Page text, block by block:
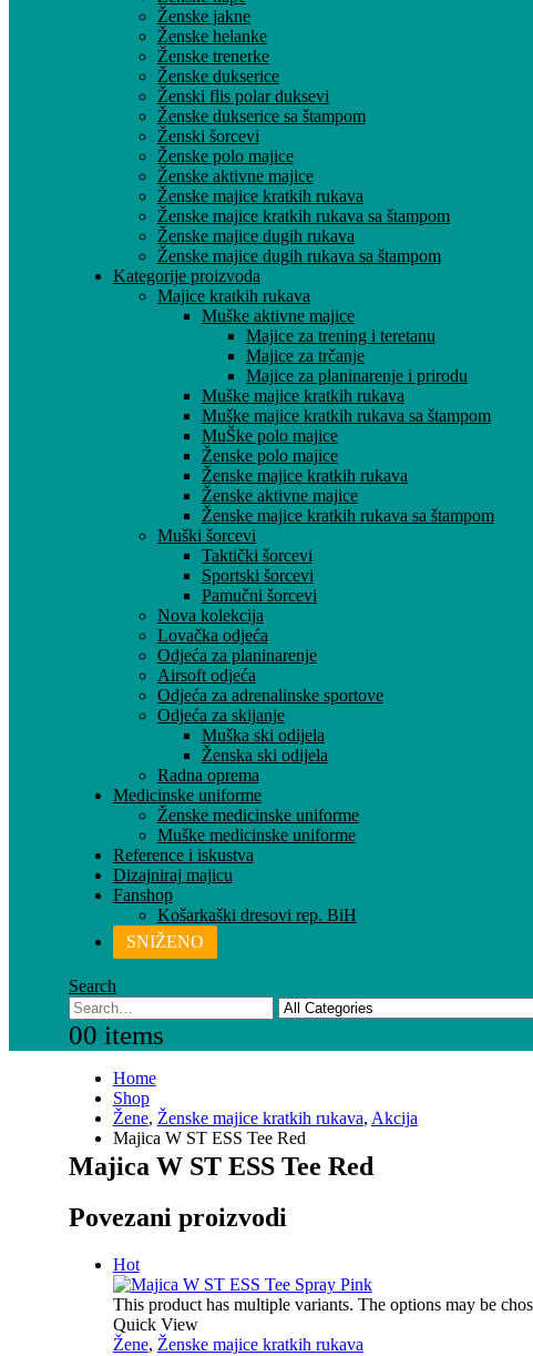
Ženske jakne
Ženske helanke
Ženske trenerke
Ženske dukserice
Ženski flis polar duksevi
Ženske dukserice sa štampom
Ženski šorcevi
Ženske polo majice
Ženske aktivne majice
Ženske majice kratkih rukava
Ženske majice kratkih rukava sa štampom
Ženske majice dugih rukava
Ženske majice dugih rukava sa štampom
Kategorije proizvoda
Majice kratkih rukava
Muške aktivne majice
Majice za trening i teretanu
Majice za trčanje
Majice za planinarenje i prirodu
Muške majice kratkih rukava
Muške majice kratkih rukava sa štampom
MuŠke polo majice
Ženske polo majice
Ženske majice kratkih rukava
Ženske aktivne majice
Ženske majice kratkih rukava sa štampom
Muški šorcevi
Taktički šorcevi
Sportski šorcevi
Pamučni šorcevi
Nova kolekcija
Lovačka odjeća
Odjeća za planinarenje
Airsoft odjeća
Odjeća za adrenalinske sportove
Odjeća za skijanje
Muška ski odijela
Ženska ski odijela
Radna oprema
Medicinske uniforme
Ženske medicinske uniforme
Muške medicinske uniforme
Reference i iskustva
Dizajniraj majicu
Fanshop
Košarkaški dresovi rep. BiH
SNIŽENO
Search
00 items
Home
Shop
Žene, Ženske majice kratkih rukava, Akcija
Majica W ST ESS Tee Red
Majica W ST ESS Tee Red
Povezani proizvodi
Hot
This product has multiple variants. The options may be
Quick View
Žene, Ženske majice kratkih rukava